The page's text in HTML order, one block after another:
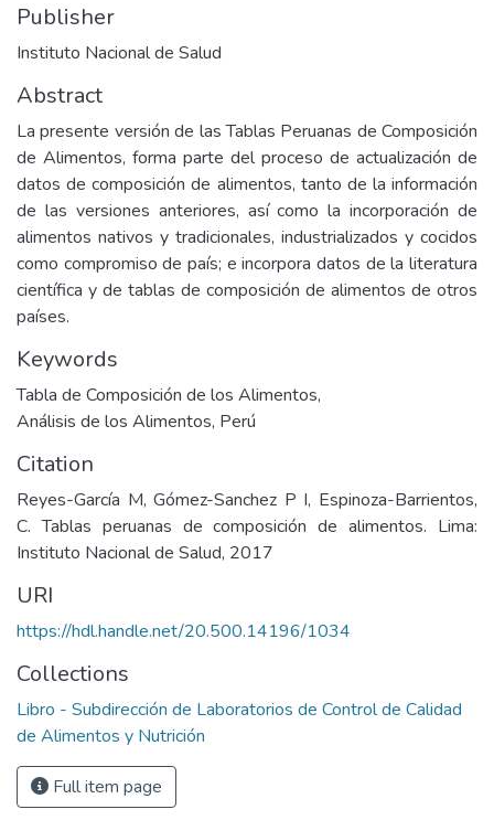
Publisher
Instituto Nacional de Salud
Abstract
La presente versión de las Tablas Peruanas de Composición
de Alimentos, forma parte del proceso de actualización de
datos de composición de alimentos, tanto de la información
de las versiones anteriores, así como la incorporación de
alimentos nativos y tradicionales, industrializados y cocidos
como compromiso de país; e incorpora datos de la literatura
científica y de tablas de composición de alimentos de otros
países.
Keywords
Tabla de Composición de los Alimentos,
Análisis de los Alimentos, Perú
Citation
Reyes-García M, Gómez-Sanchez P I, Espinoza-Barrientos,
C. Tablas peruanas de composición de alimentos. Lima:
Instituto Nacional de Salud, 2017
URI
https://hdl.handle.net/20.500.14196/1034
Collections
Libro - Subdirección de Laboratorios de Control de Calidad
de Alimentos y Nutrición
Full item page